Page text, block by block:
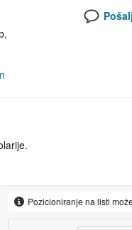
Pozicioniranje na listi